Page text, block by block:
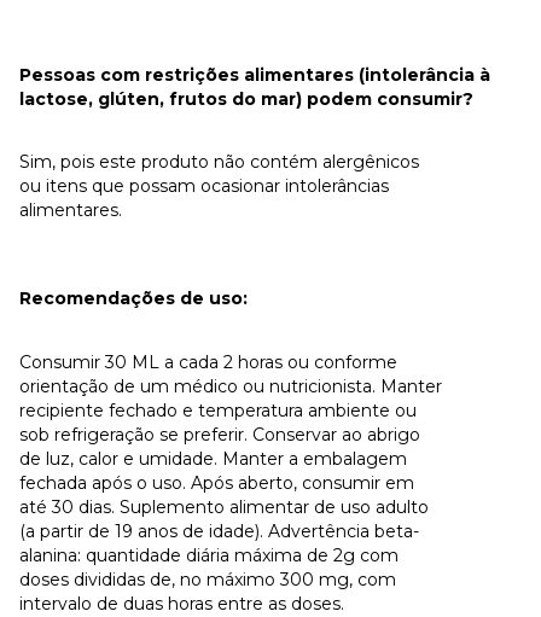
Pessoas com restrições alimentares (intolerância à
lactose, glúten, frutos do mar) podem consumir?
Sim, pois este produto não contém alergênicos
ou itens que possam ocasionar intolerâncias
alimentares.
Recomendações de uso:
Consumir 30 ML a cada 2 horas ou conforme
orientação de um médico ou nutricionista. Manter
recipiente fechado e temperatura ambiente ou
sob refrigeração se preferir. Conservar ao abrigo
de luz, calor e umidade. Manter a embalagem
fechada após o uso. Após aberto, consumir em
até 30 dias. Suplemento alimentar de uso adulto
(a partir de 19 anos de idade). Advertência beta-
alanina: quantidade diária máxima de 2g com
doses divididas de, no máximo 300 mg, com
intervalo de duas horas entre as doses.